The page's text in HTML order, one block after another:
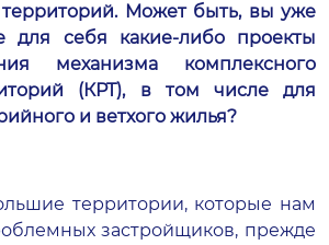
Может быть, вы уже
для себя какие-либо проекты
механизма комплексного
(КРТ), в том числе для
и ветхого жилья?
территории, которые нам
застройщиков, прежде